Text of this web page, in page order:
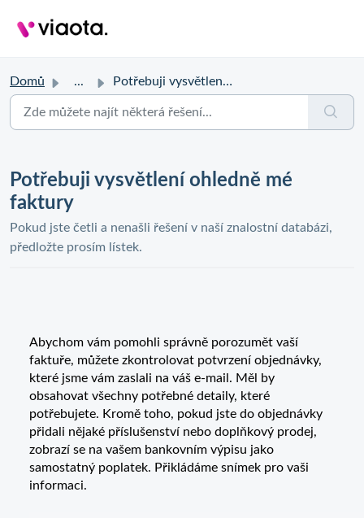
Domů ... Potřebuji vysvětlení ohledně mé faktury
Potřebuji vysvětlení ohledně mé
faktury
Pokud jste četli a nenašli řešení v naší znalostní databázi,
předložte prosím lístek.
Abychom vám pomohli správně porozumět vaší
faktuře, můžete zkontrolovat potvrzení objednávky,
které jsme vám zaslali na váš e-mail. Měl by
obsahovat všechny potřebné detaily, které
potřebujete. Kromě toho, pokud jste do objednávky
přidali nějaké příslušenství nebo doplňkový prodej,
zobrazí se na vašem bankovním výpisu jako
samostatný poplatek. Přikládáme snímek pro vaši
informaci.